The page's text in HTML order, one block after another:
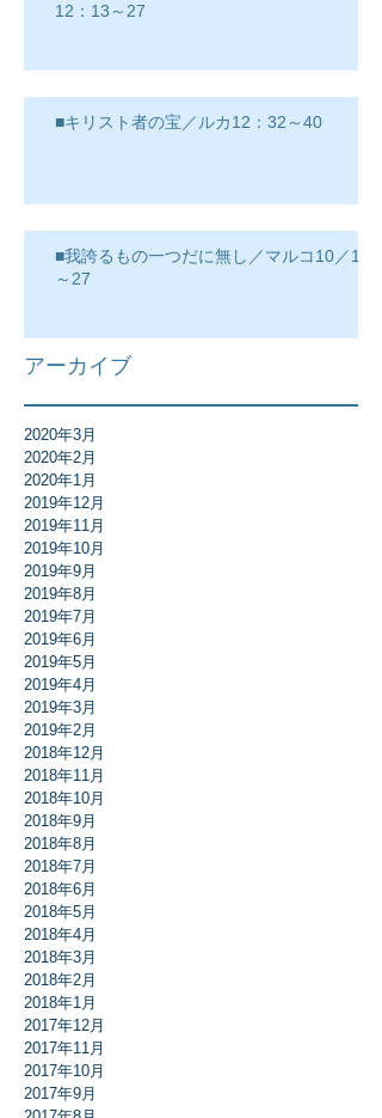
12：13～27
■キリスト者の宝／ルカ12：32～40
■我誇るもの一つだに無し／マルコ10／17
～27
アーカイブ
2020年3月
2020年2月
2020年1月
2019年12月
2019年11月
2019年10月
2019年9月
2019年8月
2019年7月
2019年6月
2019年5月
2019年4月
2019年3月
2019年2月
2018年12月
2018年11月
2018年10月
2018年9月
2018年8月
2018年7月
2018年6月
2018年5月
2018年4月
2018年3月
2018年2月
2018年1月
2017年12月
2017年11月
2017年10月
2017年9月